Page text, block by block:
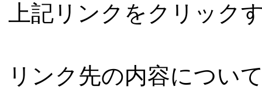
上記リンクをクリック
リンク先の内容につい